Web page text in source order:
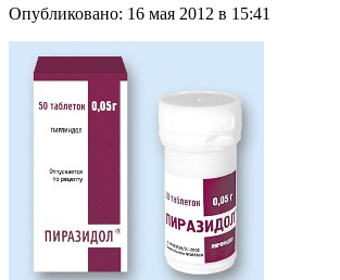
Опубликовано: 16 мая 2012 в 15:41